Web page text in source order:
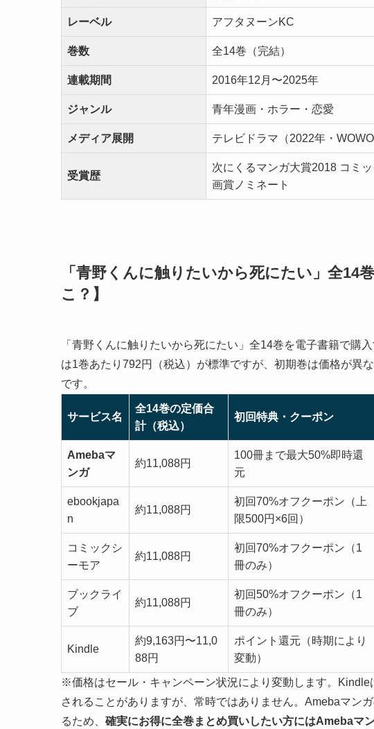
レーベル アフタヌーンKC
巻数 全14巻（完結）
連載期間 2016年12月〜2025年
ジャンル 青年漫画・ホラー・恋愛
メディア展開 テレビドラマ（2022年・
受賞歴
次にくるマンガ大賞2018 コミ
画賞ノミネート
「青野くんに触りたいから死にたい」全14
こ？】
「青野くんに触りたいから死にたい」全14巻を電子書籍で購
は1巻あたり792円（税込）が標準ですが、初期巻は価格が異
です。
サービス名
全14巻の定価合
計（税込）
初回特典・クーポン
Amebaマ
ンガ
約11,088円
100冊まで最大50%即時還
元
ebookjapa
n
約11,088円
初回70%オフクーポン（上
限500円×6回）
コミックシ
ーモア
約11,088円
初回70%オフクーポン（1
冊のみ）
ブックライ
ブ
約11,088円
初回50%オフクーポン（1
冊のみ）
Kindle
約9,163円〜11,0
88円
ポイント還元（時期により
変動）
※価格はセール・キャンペーン状況により変動します。
されることがありますが、常時ではありません。Amebaマン
るため、 確実にお得に全巻まとめ買いしたい方にはAmebaマ